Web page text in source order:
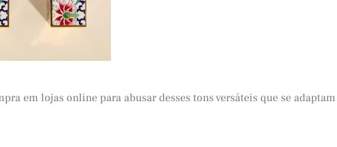
em lojas online para abusar desses tons versáteis que se